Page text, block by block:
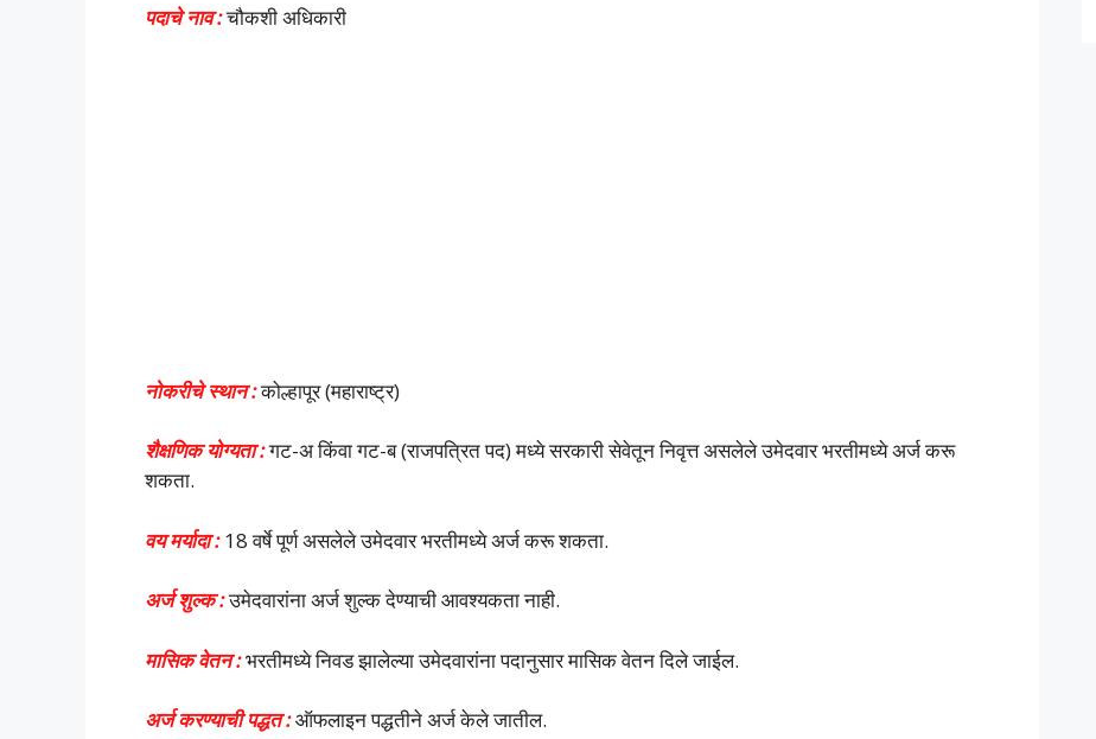
पदाचे नाव :चौकशी अधिकारी
नोकरीचे स्थान :कोल्हापूर (महाराष्ट्र)
शैक्षणिक योग्यता :गट-अ किंवा गट-ब (राजपत्रित पद) मध्ये सरकारी सेवेतून निवृत्त असलेले उमेदवार भरतीमध्ये अर्ज करू
शकता.
वय मर्यादा :18 वर्षे पूर्ण असलेले उमेदवार भरतीमध्ये अर्ज करू शकता.
अर्ज शुल्क :उमेदवारांना अर्ज शुल्क देण्याची आवश्यकता नाही.
मासिक वेतन :भरतीमध्ये निवड झालेल्या उमेदवारांना पदानुसार मासिक वेतन दिले जाईल.
अर्ज करण्याची पद्धत :ऑफलाइन पद्धतीने अर्ज केले जातील.